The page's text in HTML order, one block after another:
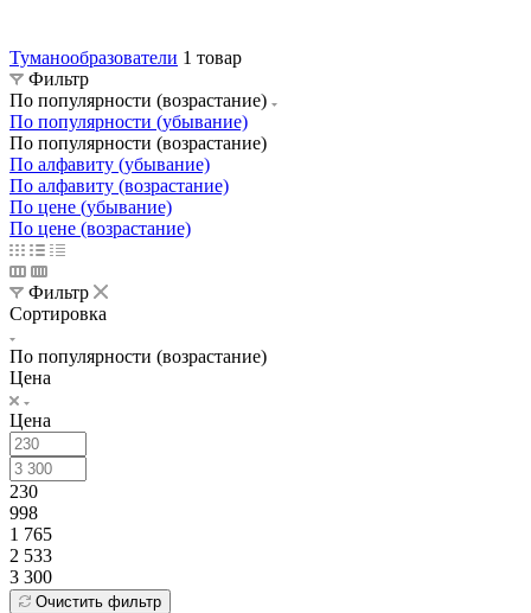
Туманообразователи 1 товар
Фильтр
По популярности (возрастание)
По популярности (убывание)
По популярности (возрастание)
По алфавиту (убывание)
По алфавиту (возрастание)
По цене (убывание)
По цене (возрастание)
Фильтр
Сортировка
По популярности (возрастание)
Цена
Цена
230
998
1 765
2 533
3 300
Очистить фильтр